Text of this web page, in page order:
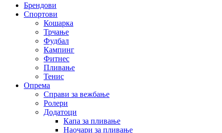
Брендови
Спортови
Кошарка
Трчање
Фудбал
Кампинг
Фитнес
Пливање
Тенис
Опрема
Справи за вежбање
Ролери
Додатоци
Капа за пливање
Наочари за пливање